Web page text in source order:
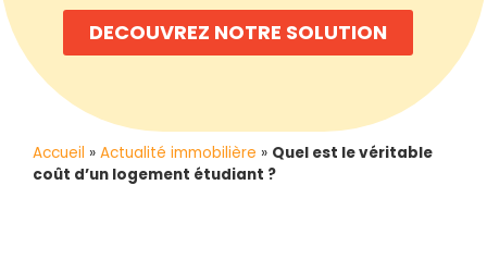
DECOUVREZ NOTRE SOLUTION
Accueil » Actualité immobilière » Quel est le véritable
coût d’un logement étudiant ?